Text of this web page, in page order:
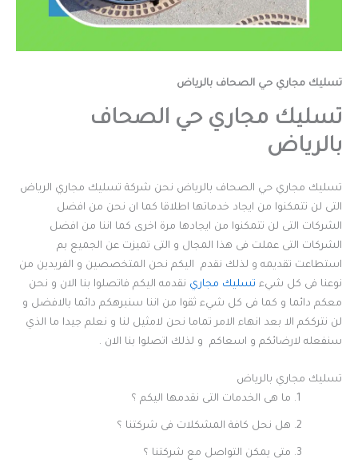
تسليك مجاري حي الصحاف بالرياض
تسليك مجاري حي الصحاف
بالرياض
تسليك مجاري حي الصحاف بالرياض نحن شركة تسليك مجاري الرياض
التى لن تتمكنوا من ايجاد خدماتها اطلاقا كما ان نحن من افضل
الشركات التى لن تتمكنوا من ايجادها مرة اخرى كما اننا من افضل
الشركات التى عملت فى هذا المجال و التى تميزت عن الجميع بم
استطاعت تقديمه و لذلك نقدم اليكم نحن المتخصصين و الفريدين من
نوعنا فى كل شيء تسليك مجاري نقدمه اليكم فاتصلوا بنا الان و نحن
معكم دائما و كما فى كل شيء ثقوا من اننا سنبرهكم دائما بالافضل و
لن نترككم الا بعد انهاء الامر تماما نحن لامثيل لنا و نعلم جيدا ما الذي
سنفعله لارضائكم و اسعاكم و لذلك اتصلوا بنا الان .
تسليك مجاري بالرياض
ما هى الخدمات التى نقدمها اليكم ؟
هل نحل كافة المشكلات فى شركتنا ؟
متى يمكن التواصل مع شركتنا ؟